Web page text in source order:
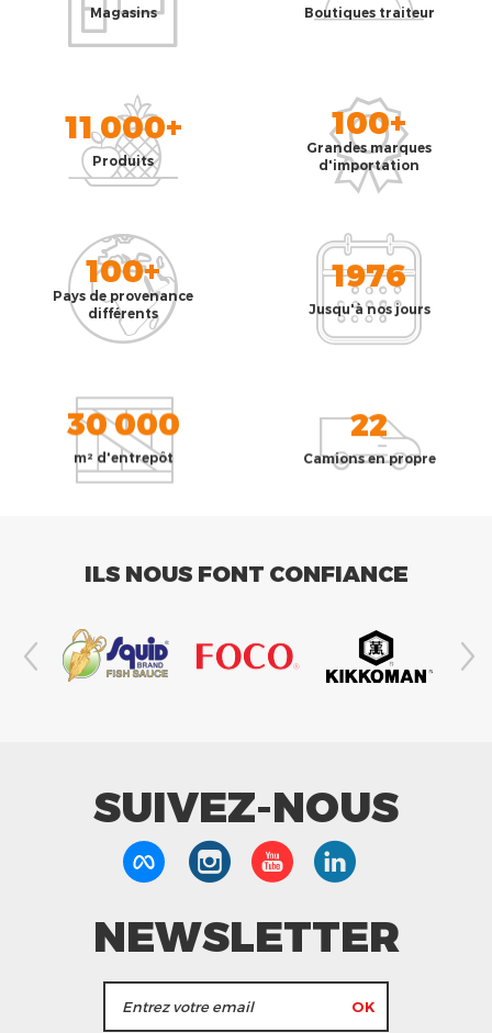
Magasins Boutiques traiteur
11 000+
Produits
100+
Grandes marques
d'importation
100+
Pays de provenance
différents
1976
Jusqu'à nos jours
30 000
m² d'entrepôt
22
Camions en propre
ILS NOUS FONT CONFIANCE
SUIVEZ-NOUS
NEWSLETTER